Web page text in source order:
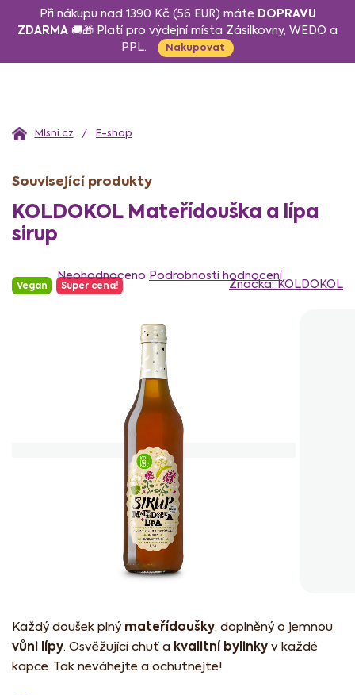
Při nákupu nad 1390 Kč (56 EUR) máte DOPRAVU
ZDARMA 🚚🎁 Platí pro výdejní místa Zásilkovny, WEDO a
PPL.
Nakupovat
Domů E-shop
KOLDOKOL Mateřídouška a lípa
sirup
Vegan Super cena!
hodnocení
produktu
Neohodnoceno Podrobnosti hodnocení
Značka:KOLDOKOL
Každý doušek plný mateřídoušky, doplněný o jemnou
vůni lípy. Osvěžující chuť a kvalitní bylinky v každé
kapce. Tak neváhejte a ochutnejte!
Související produkty